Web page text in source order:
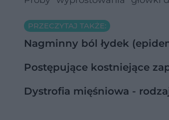
PRZECZYTAJ TAKŻE:
Nagminny ból łydek
Postępujące kostniejące
Dystrofia mięśniowa -